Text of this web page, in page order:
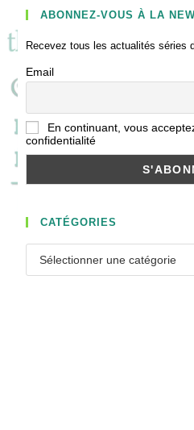
ABONNEZ-VOUS À LA
Recevez tous les actualités séries
Email
En continuant, vous
confidentialité
CATÉGORIES